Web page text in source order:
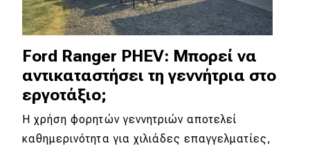
Main navigation
Επικαιρότητα
Νέα μοντέλα
Πρωτότυπα
Ελλάδα
Κόσμος
Ford Ranger PHEV: Μπορεί να
αντικαταστήσει τη γεννήτρια στο
εργοτάξιο;
Η χρήση φορητών γεννητριών αποτελεί
καθημερινότητα για χιλιάδες επαγγελματίες,